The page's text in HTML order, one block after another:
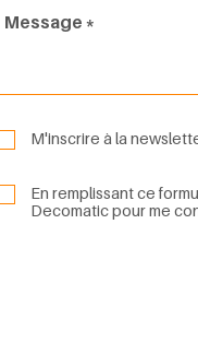
Message
M'inscrire à la
En remplissant ce
Decomatic pour me